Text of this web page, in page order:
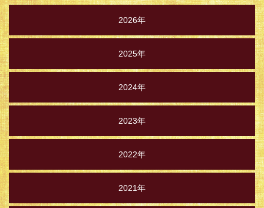
2026年
2025年
2024年
2023年
2022年
2021年